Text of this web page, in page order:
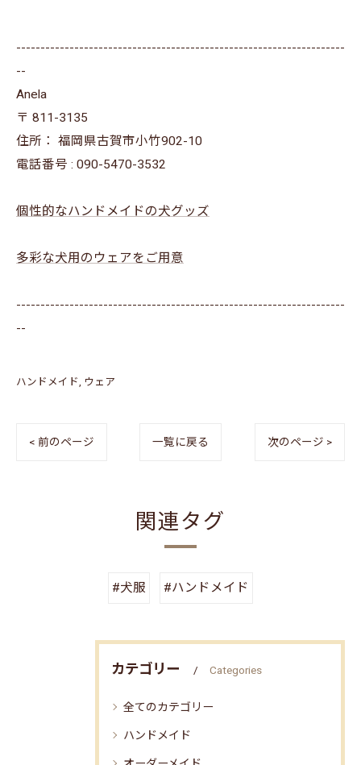
--------------------------------------------------------------------
--
Anela
〒 811-3135
住所： 福岡県古賀市小竹902-10
電話番号 : 090-5470-3532
個性的なハンドメイドの犬グッズ
多彩な犬用のウェアをご用意
--------------------------------------------------------------------
--
ハンドメイド ウェア
< 前のページ 一覧に戻る 次のページ >
関連タグ
#犬服 #ハンドメイド
カテゴリー Categories
全てのカテゴリー
ハンドメイド